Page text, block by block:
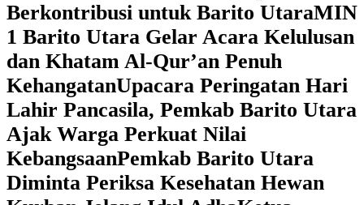
Berkontribusi untuk Barito UtaraMIN
1 Barito Utara Gelar Acara Kelulusan
dan Khatam Al-Qur’an Penuh
KehangatanUpacara Peringatan Hari
Lahir Pancasila, Pemkab Barito Utara
Ajak Warga Perkuat Nilai
KebangsaanPemkab Barito Utara
Diminta Periksa Kesehatan Hewan